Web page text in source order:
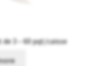
3 – 60 pqt/caisse